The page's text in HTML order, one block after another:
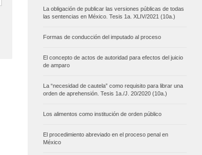
La obligación de publicar las versiones públicas de todas
las sentencias en México. Tesis 1a. XLIV/2021 (10a.)
Formas de conducción del imputado al proceso
El concepto de actos de autoridad para efectos del juicio
de amparo
La “necesidad de cautela” como requisito para librar una
orden de aprehensión. Tesis 1a./J. 20/2020 (10a.)
Los alimentos como institución de orden público
El procedimiento abreviado en el proceso penal en
México